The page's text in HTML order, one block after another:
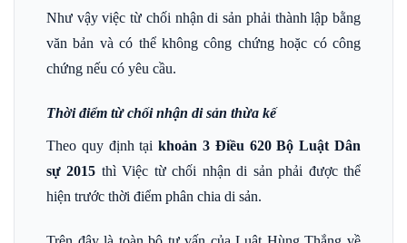
Như vậy việc từ chối nhận di sản phải thành lập bằng
văn bản và có thể không công chứng hoặc có công
chứng nếu có yêu cầu.
Thời điểm từ chối nhận di sản thừa kế
Theo quy định tạikhoản 3 Điều 620 Bộ Luật Dân
sự 2015 thì Việc từ chối nhận di sản phải được thể
hiện trước thời điểm phân chia di sản.